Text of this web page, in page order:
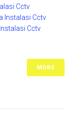
Cctv
Instalasi Cctv
Cctv
MORE